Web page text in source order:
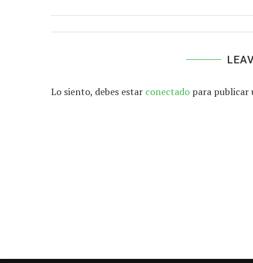
Lo siento, debes estar conectado para publicar